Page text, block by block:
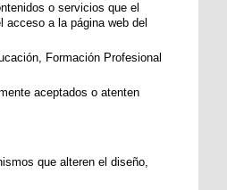
o servicios que el
a la página web del
Formación Profesional
aceptados o atenten
que alteren el diseño,